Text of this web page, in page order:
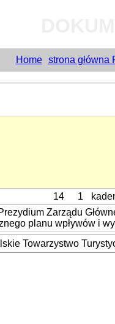
Home strona główna
14 1
Zarządu
planu wpływów i
Towarzystwo